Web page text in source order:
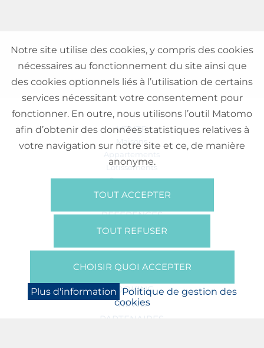
VENTE
Maisons
Appartements
Lotissements
Commerces
Bureaux
RÉFÉRENCES
SUR NOUS
Presse
BOOKING
NEWS
PARTENAIRES
Notre site utilise des cookies, y compris des cookies
nécessaires au fonctionnement du site ainsi que
des cookies optionnels liés à l’utilisation de certains
services nécessitant votre consentement pour
fonctionner. En outre, nous utilisons l’outil Matomo
afin d’obtenir des données statistiques relatives à
votre navigation sur notre site et ce, de manière
anonyme.
TOUT ACCEPTER
TOUT REFUSER
CHOISIR QUOI ACCEPTER
Plus d'information Politique de gestion des
cookies